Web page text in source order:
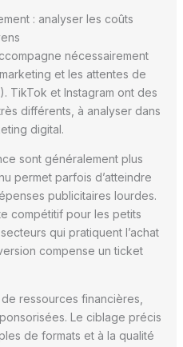
: analyser les coûts
nécessairement
et les attentes de
TikTok et Instagram ont des
différents, à analyser dans
digital.
sont généralement plus
permet parfois d’atteindre
publicitaires lourdes.
compétitif pour les petits
qui pratiquent l’achat
compense un ticket
ressources financières,
Le ciblage précis
de formats et à la qualité